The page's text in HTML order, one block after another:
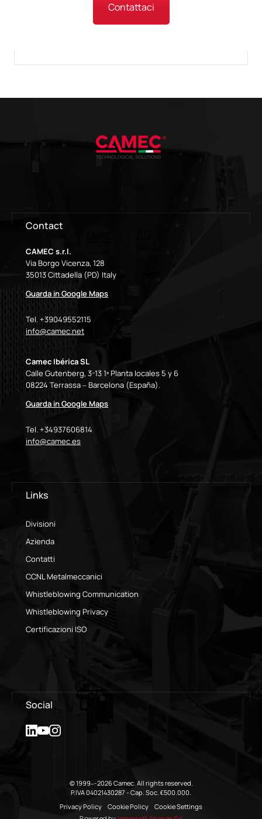
Contattaci
Contact
CAMEC s.r.l.
Via Borgo Vicenza, 128
35013 Cittadella (PD) Italy
Guarda in Google Maps
Tel. +39049552115
info@camec.net
Camec Ibérica SL
Calle Gutenberg, 3-13 1ª Planta locales 5 y 6
08224 Terrassa – Barcelona (España).
Guarda in Google Maps
Tel. +34937606814
info@camec.es
Links
Divisioni
Azienda
Contatti
CCNL Metalmeccanici
Whistleblowing Communication
Whistleblowing Privacy
Certificazioni ISO
Social
© 1999–-2026 Camec. All rights reserved.
P.IVA 04021430287 - Cap. Soc. €500.000.
Privacy Policy
Cookie Policy
Cookie Settings